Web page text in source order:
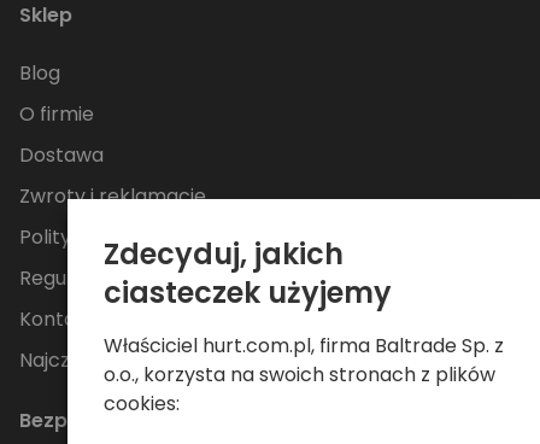
Sklep
Blog
O firmie
Dostawa
Zwroty i reklamacje
Polityka Prywatności
Regulamin
Kontakt
Najczęściej zadawane pytania
Bezpieczne płatności
Zdecyduj, jakich
ciasteczek użyjemy
Właściciel hurt.com.pl, firma Baltrade Sp. z
o.o., korzysta na swoich stronach z plików
cookies: